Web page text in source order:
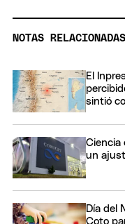
NOTAS RELACIONADAS
El
sintió
Ciencia
un
Día del
Coto